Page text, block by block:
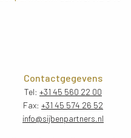
Contactgegevens
Tel: +31 45 560 22 00
Fax: +31 45 574 26 52
info@sijbenpartners.nl